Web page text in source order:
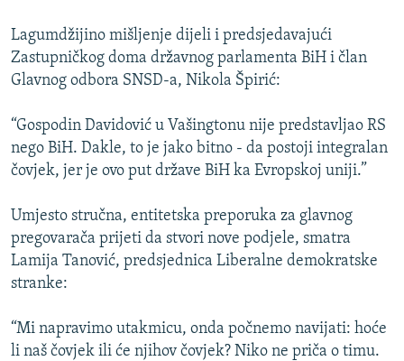
Lagumdžijino mišljenje dijeli i predsjedavajući
Zastupničkog doma državnog parlamenta BiH i član
Glavnog odbora SNSD-a, Nikola Špirić:
“Gospodin Davidović u Vašingtonu nije predstavljao RS
nego BiH. Dakle, to je jako bitno - da postoji integralan
čovjek, jer je ovo put države BiH ka Evropskoj uniji.”
Umjesto stručna, entitetska preporuka za glavnog
pregovarača prijeti da stvori nove podjele, smatra
Lamija Tanović, predsjednica Liberalne demokratske
stranke:
“Mi napravimo utakmicu, onda počnemo navijati: hoće
li naš čovjek ili će njihov čovjek? Niko ne priča o timu.